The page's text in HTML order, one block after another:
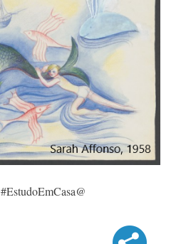
#EstudoEmCasa@